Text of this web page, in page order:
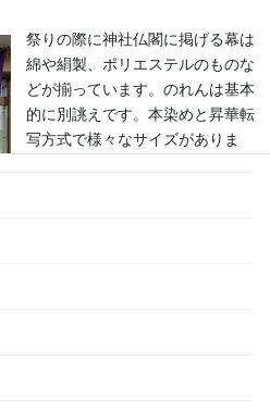
祭りの際に神社仏閣に掲げる幕は
綿や絹製、ポリエステルのものな
どが揃っています。のれんは基本
的に別誂えです。本染めと昇華転
写方式で様々なサイズがありま